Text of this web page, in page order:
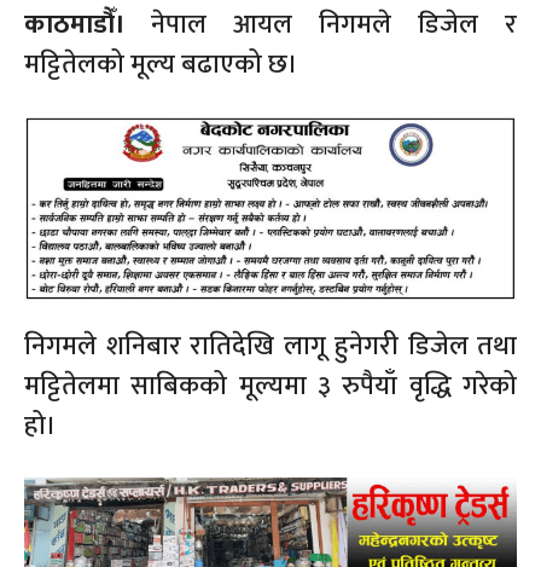
काठमाडौँ। नेपाल आयल निगमले डिजेल र
मट्टितेलको मूल्य बढाएको छ।
निगमले शनिबार रातिदेखि लागू हुनेगरी डिजेल तथा
मट्टितेलमा साबिकको मूल्यमा ३ रुपैयाँ वृद्धि गरेको
हो।